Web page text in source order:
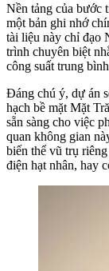
Nền tảng của bước
một bản ghi nhớ
tài liệu này chỉ đạo
trình chuyên biệt
công suất trung
Đáng chú ý, dự án
hạch bề mặt Mặt
sẵn sàng cho việc
quan không gian
biến thể vũ trụ
điện hạt nhân, hay